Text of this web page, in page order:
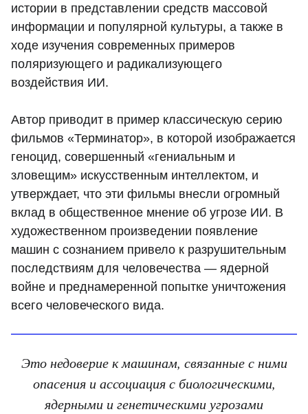
истории в представлении средств массовой
информации и популярной культуры, а также в
ходе изучения современных примеров
поляризующего и радикализующего
воздействия ИИ.
Автор приводит в пример классическую серию
фильмов «Терминатор», в которой изображается
геноцид, совершенный «гениальным и
зловещим» искусственным интеллектом, и
утверждает, что эти фильмы внесли огромный
вклад в общественное мнение об угрозе ИИ. В
художественном произведении появление
машин с сознанием привело к разрушительным
последствиям для человечества — ядерной
войне и преднамеренной попытке уничтожения
всего человеческого вида.
Это недоверие к машинам, связанные с ними
опасения и ассоциация с биологическими,
ядерными и генетическими угрозами